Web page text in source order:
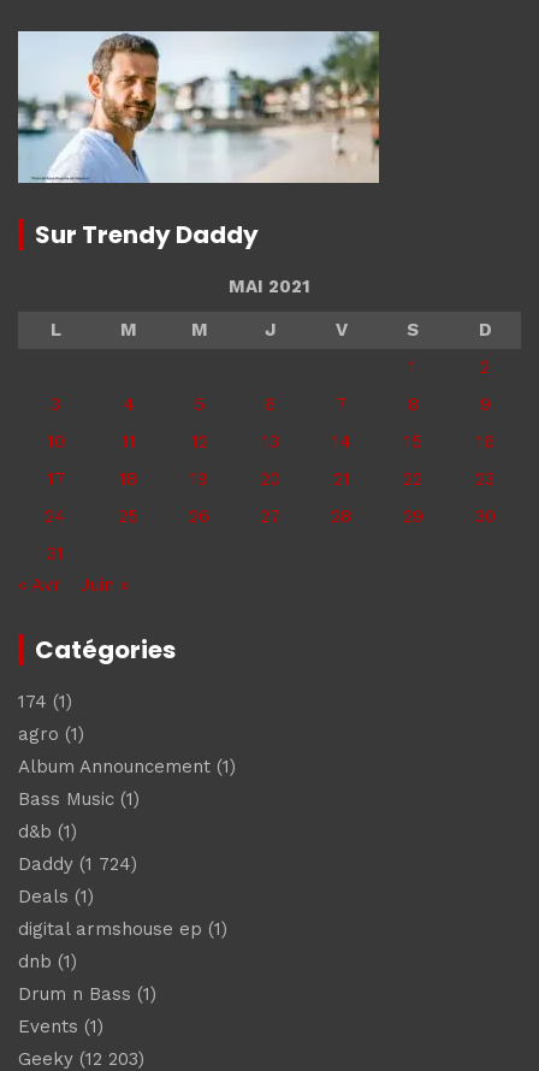
Sur Trendy Daddy
MAI 2021
L
M M J V S
D
1
2
3
4 5 6 7 8
9
10
11 12 13 14 15
16
17
18 19 20 21 22
23
24
25 26 27 28 29
30
31
« Avr
Juin »
Catégories
174 (1)
agro (1)
Album Announcement (1)
Bass Music (1)
d&b (1)
Daddy (1 724)
Deals (1)
digital armshouse ep (1)
dnb (1)
Drum n Bass (1)
Events (1)
Geeky (12 203)